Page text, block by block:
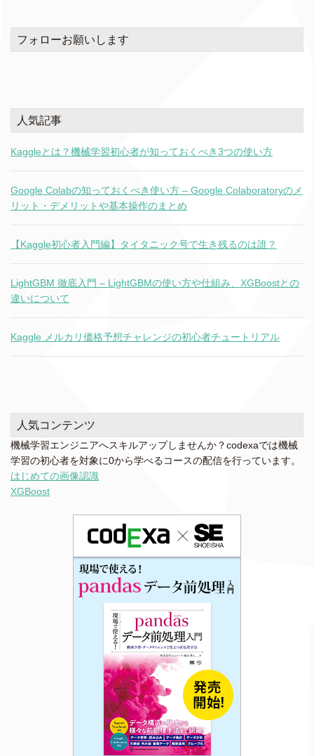
フォローお願いします
人気記事
Kaggleとは？機械学習初心者が知っておくべき3つの使い方
Google Colabの知っておくべき使い方 – Google Colaboratoryのメ
リット・デメリットや基本操作のまとめ
【Kaggle初心者入門編】タイタニック号で生き残るのは誰？
LightGBM 徹底入門 – LightGBMの使い方や仕組み、XGBoostとの
違いについて
Kaggle メルカリ価格予想チャレンジの初心者チュートリアル
人気コンテンツ
機械学習エンジニアへスキルアップしませんか？codexaでは機械
学習の初心者を対象に0から学べるコースの配信を行っています。
はじめての画像認識
XGBoost